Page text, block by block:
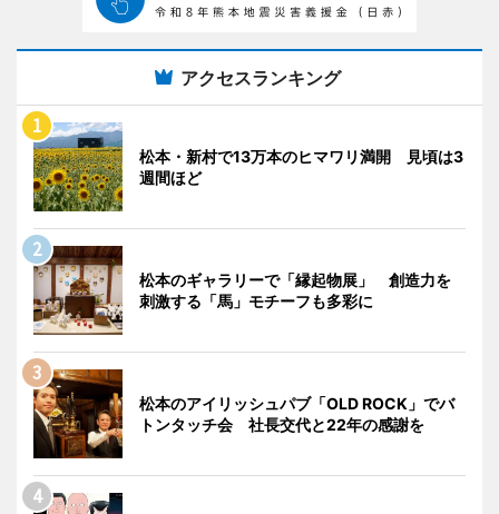
アクセスランキング
松本・新村で13万本のヒマワリ満開 見頃は3
週間ほど
松本のギャラリーで「縁起物展」 創造力を
刺激する「馬」モチーフも多彩に
松本のアイリッシュパブ「OLD ROCK」でバ
トンタッチ会 社長交代と22年の感謝を